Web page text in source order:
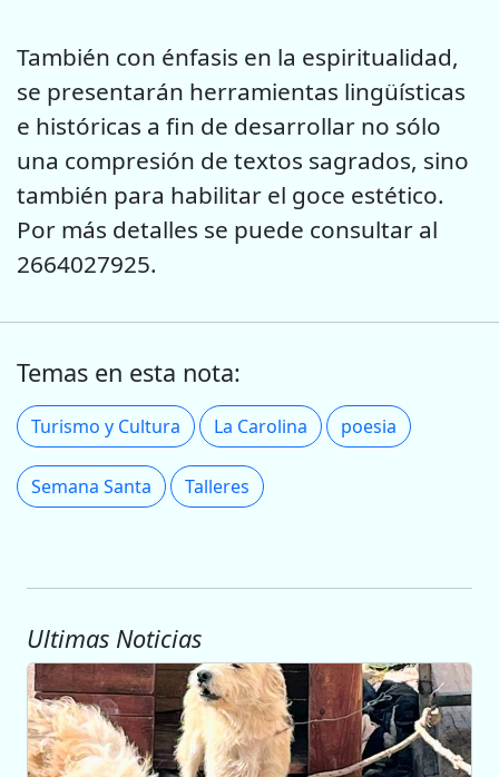
También con énfasis en la espiritualidad,
se presentarán herramientas lingüísticas
e históricas a fin de desarrollar no sólo
una compresión de textos sagrados, sino
también para habilitar el goce estético.
Por más detalles se puede consultar al
2664027925.
Temas en esta nota:
Turismo y Cultura La Carolina poesia
Semana Santa Talleres
Ultimas Noticias